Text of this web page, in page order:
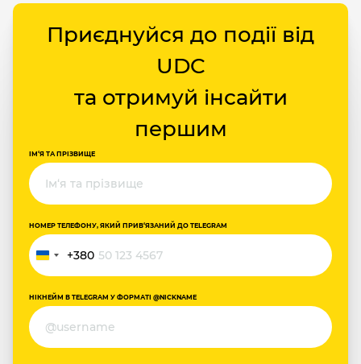
Приєднуйся до події від
UDC
та отримуй інсайти
першим
ІМ‘Я ТА ПРІЗВИЩЕ
НОМЕР ТЕЛЕФОНУ, ЯКИЙ ПРИВ‘ЯЗАНИЙ ДО TELEGRAM
Україна
+380
+380
НІКНЕЙМ В TELEGRAM У ФОРМАТІ @NICKNAME